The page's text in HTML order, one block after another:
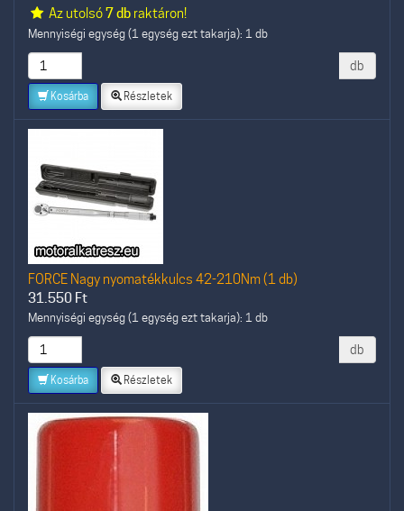
Az utolsó7 dbraktáron!
Mennyiségi egység (1 egység ezt takarja): 1 db
db
Kosárba Részletek
FORCE Nagy nyomatékkulcs 42-210Nm (1 db)
31.550 Ft
Mennyiségi egység (1 egység ezt takarja): 1 db
db
Kosárba Részletek